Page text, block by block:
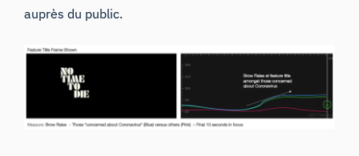
auprès du public.